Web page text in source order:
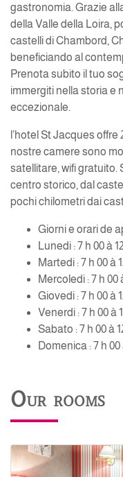
gastronomia. Grazie
della Valle della Loira,
castelli di Chambord,
beneficiando al
Prenota subito il tuo
immergiti nella storia e
eccezionale.
l’hotel St Jacques
nostre camere sono
satellitare, wifi gratuito.
centro storico, dal
pochi chilometri dai
Giorni e orari de
Lunedi : 7 h 00 à
Martedi : 7 h 00 à
Mercoledi : 7 h 00
Giovedi : 7 h 00 à
Venerdi : 7 h 00 à
Sabato : 7 h 00 à
Domenica : 7 h 00
Our rooms